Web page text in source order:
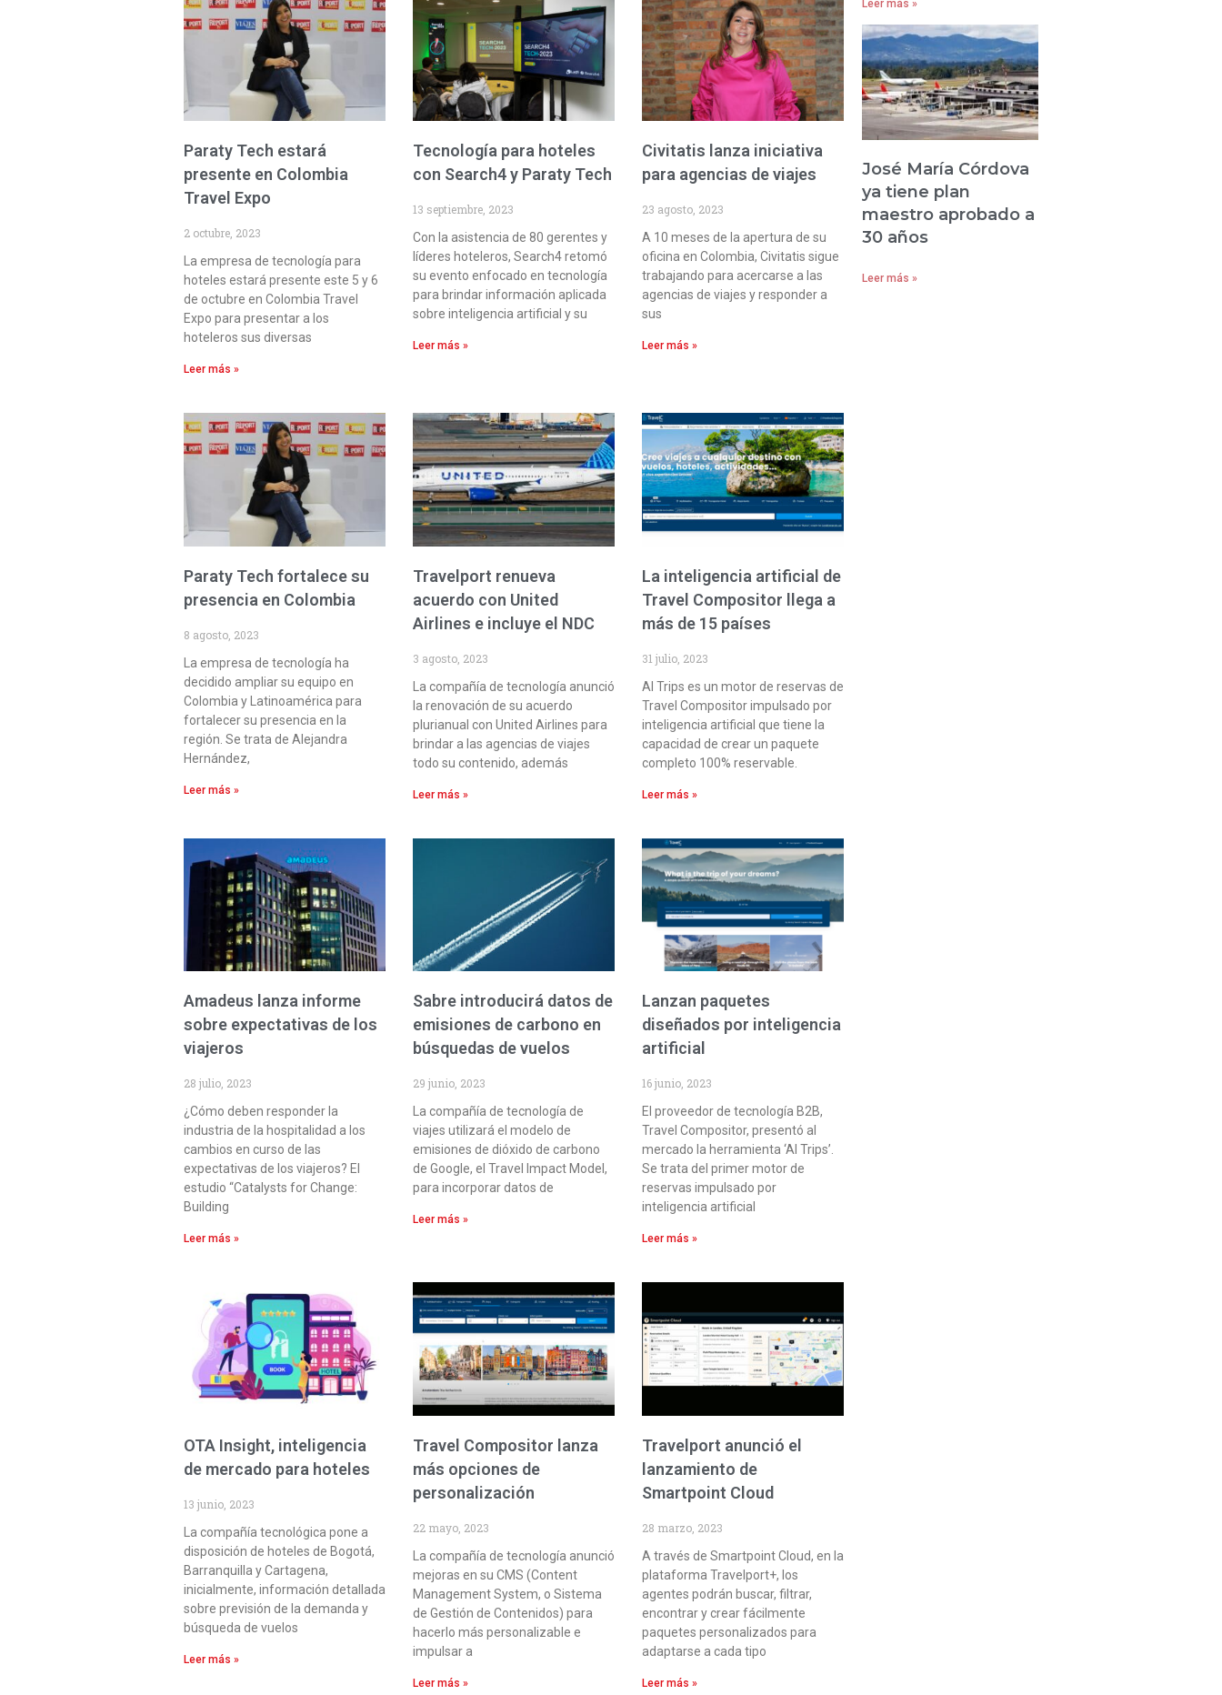
Paraty Tech estará
presente en Colombia
Travel Expo
2 octubre, 2023
La empresa de tecnología para
hoteles estará presente este 5 y 6
de octubre en Colombia Travel
Expo para presentar a los
hoteleros sus diversas
Leer más »
Tecnología para hoteles
con Search4 y Paraty Tech
13 septiembre, 2023
Con la asistencia de 80 gerentes y
líderes hoteleros, Search4 retomó
su evento enfocado en tecnología
para brindar información aplicada
sobre inteligencia artificial y su
Leer más »
Civitatis lanza iniciativa
para agencias de viajes
23 agosto, 2023
A 10 meses de la apertura de su
oficina en Colombia, Civitatis sigue
trabajando para acercarse a las
agencias de viajes y responder a
sus
Leer más »
Paraty Tech fortalece su
presencia en Colombia
8 agosto, 2023
La empresa de tecnología ha
decidido ampliar su equipo en
Colombia y Latinoamérica para
fortalecer su presencia en la
región. Se trata de Alejandra
Hernández,
Leer más »
Travelport renueva
acuerdo con United
Airlines e incluye el NDC
3 agosto, 2023
La compañía de tecnología anunció
la renovación de su acuerdo
plurianual con United Airlines para
brindar a las agencias de viajes
todo su contenido, además
Leer más »
La inteligencia artificial de
Travel Compositor llega a
más de 15 países
31 julio, 2023
AI Trips es un motor de reservas de
Travel Compositor impulsado por
inteligencia artificial que tiene la
capacidad de crear un paquete
completo 100% reservable.
Leer más »
Amadeus lanza informe
sobre expectativas de los
viajeros
28 julio, 2023
¿Cómo deben responder la
industria de la hospitalidad a los
cambios en curso de las
expectativas de los viajeros? El
estudio “Catalysts for Change:
Building
Leer más »
Sabre introducirá datos de
emisiones de carbono en
búsquedas de vuelos
29 junio, 2023
La compañía de tecnología de
viajes utilizará el modelo de
emisiones de dióxido de carbono
de Google, el Travel Impact Model,
para incorporar datos de
Leer más »
Lanzan paquetes
diseñados por inteligencia
artificial
16 junio, 2023
El proveedor de tecnología B2B,
Travel Compositor, presentó al
mercado la herramienta ‘AI Trips’.
Se trata del primer motor de
reservas impulsado por
inteligencia artificial
Leer más »
OTA Insight, inteligencia
de mercado para hoteles
13 junio, 2023
La compañía tecnológica pone a
disposición de hoteles de Bogotá,
Barranquilla y Cartagena,
inicialmente, información detallada
sobre previsión de la demanda y
búsqueda de vuelos
Leer más »
Travel Compositor lanza
más opciones de
personalización
22 mayo, 2023
La compañía de tecnología anunció
mejoras en su CMS (Content
Management System, o Sistema
de Gestión de Contenidos) para
hacerlo más personalizable e
impulsar a
Leer más »
Travelport anunció el
lanzamiento de
Smartpoint Cloud
28 marzo, 2023
A través de Smartpoint Cloud, en la
plataforma Travelport+, los
agentes podrán buscar, filtrar,
encontrar y crear fácilmente
paquetes personalizados para
adaptarse a cada tipo
Leer más »
Leer más »
José María Córdova
ya tiene plan
maestro aprobado a
30 años
Leer más »